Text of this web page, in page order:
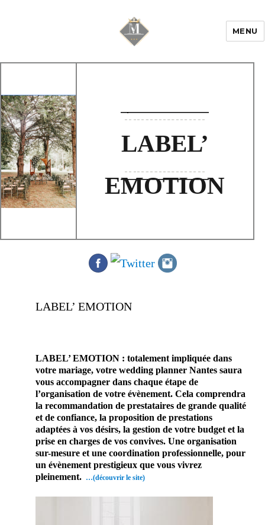
MENU
LABEL’
EMOTION
LABEL’ EMOTION
LABEL’ EMOTION : totalement impliquée dans
votre mariage, votre wedding planner Nantes saura
vous accompagner dans chaque étape de
l’organisation de votre évènement. Cela comprendra
la recommandation de prestataires de grande qualité
et de confiance, la proposition de prestations
adaptées à vos désirs, la gestion de votre budget et la
prise en charges de vos convives. Une organisation
sur-mesure et une coordination professionnelle, pour
un évènement prestigieux que vous vivrez
pleinement. …(découvrir le site)